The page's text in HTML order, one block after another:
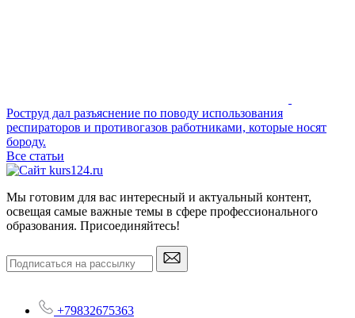
Роструд дал разъяснение по поводу использования
респираторов и противогазов работниками, которые носят
бороду.
Все статьи
Мы готовим для вас интересный и актуальный контент,
освещая самые важные темы в сфере профессионального
образования. Присоединяйтесь!
+79832675363